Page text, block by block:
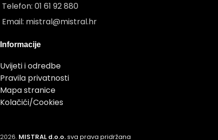
Telefon: 01 61 92 880
Email: mistral@mistral.hr
Informacije
Uvijeti i odredbe
Pravila privatnosti
Mapa stranice
Kolačići/Cookies
2026. MISTRAL d.o.o.sva prava pridržana